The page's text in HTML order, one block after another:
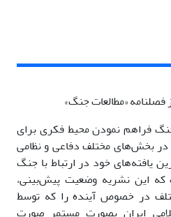
«مطالعات جنگ»
فراهم نمودن محیط فکری برای
در بخش‌های مختلف دفاعی و نظامی
یافته‌های خود در ارتباط با جنگ
که این نشریه وضعیت پیش‌بینی،
در خصوص آینده را که توسط